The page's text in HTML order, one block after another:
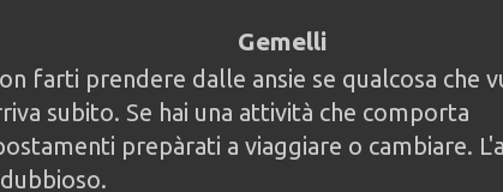
Gemelli
farti prendere dalle ansie se qualcosa che
subito. Se hai una attività che comporta
prepàrati a viaggiare o cambiare.